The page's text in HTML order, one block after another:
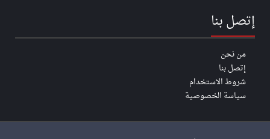
إتصل بنا
من نحن
إتصل بنا
شروط الاستخدام
سياسة الخصوصية